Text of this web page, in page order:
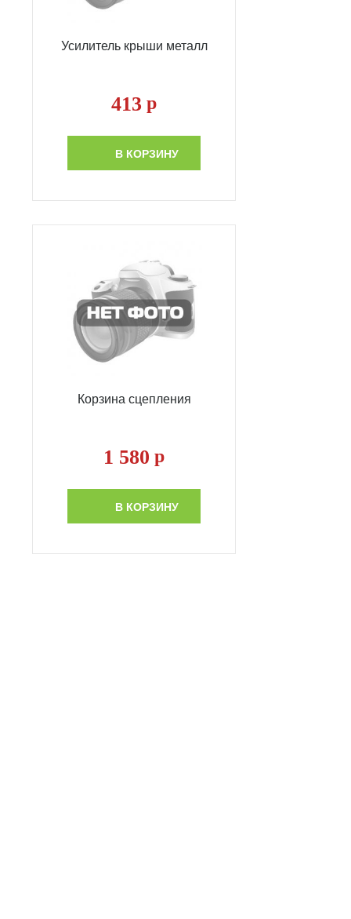
Усилитель крыши металл
413 р
В КОРЗИНУ
Корзина сцепления
1 580 р
В КОРЗИНУ